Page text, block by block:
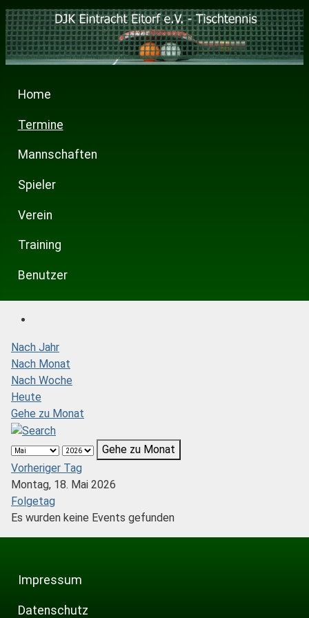
Home
Termine
Mannschaften
Spieler
Verein
Training
Benutzer
Nach Jahr
Nach Monat
Nach Woche
Heute
Gehe zu Monat
Gehe zu Monat
Vorheriger Tag
Montag, 18. Mai 2026
Folgetag
Es wurden keine Events gefunden
Impressum
Datenschutz